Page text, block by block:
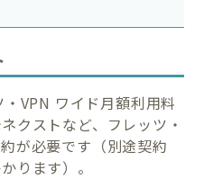
・VPN ワイド月額利用料
クストなど、フレッツ・
が必要です（別途契約
ります）。